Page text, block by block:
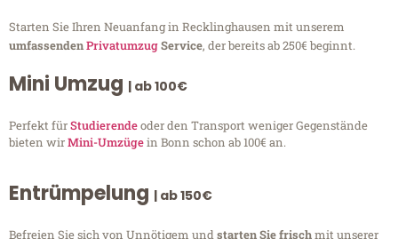
Starten Sie Ihren Neuanfang in Recklinghausen mit unserem
umfassendenPrivatumzugService, der bereits ab 250€ beginnt.
Mini Umzug | ab 100€
Perfekt fürStudierendeoder den Transport weniger Gegenstände
bieten wirMini-Umzügein Bonn schon ab 100€ an.
Entrümpelung | ab 150€
Befreien Sie sich von Unnötigem undstarten Sie frischmit unserer